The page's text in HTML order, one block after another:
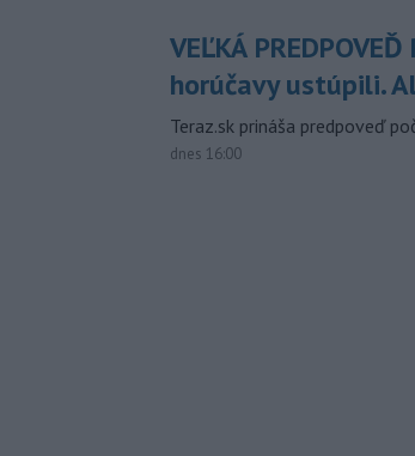
VEĽKÁ
horúčavy ustúpili.
Teraz.sk prináša predpoveď
dnes 16:00